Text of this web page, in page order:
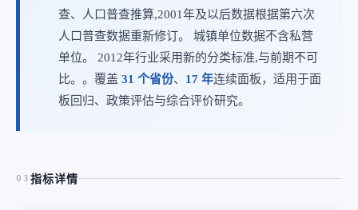
查、人口普查推算,2001年及以后数据根据第六次
人口普查数据重新修订。 城镇单位数据不含私营
单位。 2012年行业采用新的分类标准,与前期不可
比。。覆盖 31 个省份、 17 年连续面板，适用于面
板回归、政策评估与综合评价研究。
03 指标详情